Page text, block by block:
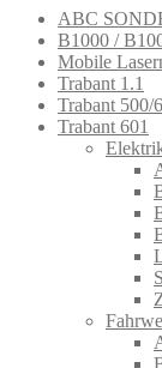
ABC
B1000 /
Mobile
Trabant 1.1
Trabant 500/
Trabant 601